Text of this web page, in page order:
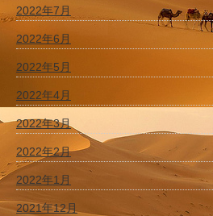
2022年7月
2022年6月
2022年5月
2022年4月
2022年3月
2022年2月
2022年1月
2021年12月